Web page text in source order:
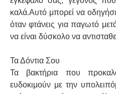
καλά.Αυτό μπορεί να
όταν φτάνεις για παγωτό
να είναι δύσκολο να
Τα Δόντια Σου
Τα βακτήρια που
ευδοκιμούν με την